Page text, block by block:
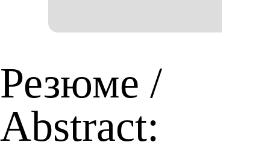
Резюме /
Abstract: